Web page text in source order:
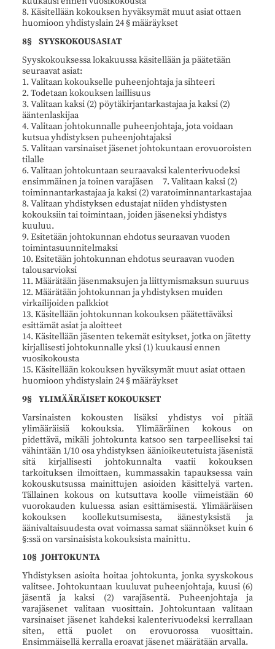
8. Käsitellään kokouksen hyväksymät muut asiat ottaen
huomioon yhdistyslain 24 § määräykset
8§ SYYSKOKOUSASIAT
Syyskokouksessa lokakuussa käsitellään ja päätetään
seuraavat asiat:
1. Valitaan kokoukselle puheenjohtaja ja sihteeri
2. Todetaan kokouksen laillisuus
3. Valitaan kaksi (2) pöytäkirjantarkastajaa ja kaksi (2)
ääntenlaskijaa
4. Valitaan johtokunnalle puheenjohtaja, jota voidaan
kutsua yhdistyksen puheenjohtajaksi
5. Valitaan varsinaiset jäsenet johtokuntaan erovuoroisten
tilalle
6. Valitaan johtokuntaan seuraavaksi kalenterivuodeksi
ensimmäinen ja toinen varajäsen 7. Valitaan kaksi (2)
toiminnantarkastajaa ja kaksi (2) varatoiminnantarkastajaa
8. Valitaan yhdistyksen edustajat niiden yhdistysten
kokouksiin tai toimintaan, joiden jäseneksi yhdistys
kuuluu.
9. Esitetään johtokunnan ehdotus seuraavan vuoden
toimintasuunnitelmaksi
10. Esitetään johtokunnan ehdotus seuraavan vuoden
talousarvioksi
11. Määrätään jäsenmaksujen ja liittymismaksun suuruus
12. Määrätään johtokunnan ja yhdistyksen muiden
virkailijoiden palkkiot
13. Käsitellään johtokunnan kokouksen päätettäväksi
esittämät asiat ja aloitteet
14. Käsitellään jäsenten tekemät esitykset, jotka on jätetty
kirjallisesti johtokunnalle yksi (1) kuukausi ennen
vuosikokousta
15. Käsitellään kokouksen hyväksymät muut asiat ottaen
huomioon yhdistyslain 24 § määräykset
9§ YLIMÄÄRÄISET KOKOUKSET
Varsinaisten kokousten lisäksi yhdistys voi pitää
ylimääräisiä kokouksia. Ylimääräinen kokous on
pidettävä, mikäli johtokunta katsoo sen tarpeelliseksi tai
vähintään 1/10 osa yhdistyksen äänioikeutetuista jäsenistä
sitä kirjallisesti johtokunnalta vaatii kokouksen
tarkoituksen ilmoittaen, kummassakin tapauksessa vain
kokouskutsussa mainittujen asioiden käsittelyä varten.
Tällainen kokous on kutsuttava koolle viimeistään 60
vuorokauden kuluessa asian esittämisestä. Ylimääräisen
kokouksen koollekutsumisesta, äänestyksistä ja
äänivaltaisuudesta ovat voimassa samat säännökset kuin 6
§:ssä on varsinaisista kokouksista mainittu.
10§ JOHTOKUNTA
Yhdistyksen asioita hoitaa johtokunta, jonka syyskokous
valitsee. Johtokuntaan kuuluvat puheenjohtaja, kuusi (6)
jäsentä ja kaksi (2) varajäsentä. Puheenjohtaja ja
varajäsenet valitaan vuosittain. Johtokuntaan valitaan
varsinaiset jäsenet kahdeksi kalenterivuodeksi kerrallaan
siten, että puolet on erovuorossa vuosittain.
Ensimmäisellä kerralla eroavat jäsenet määrätään arvalla.